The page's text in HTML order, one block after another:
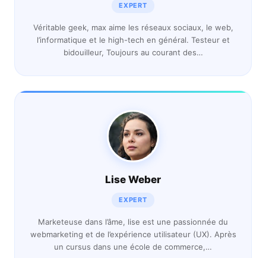
EXPERT
Véritable geek, max aime les réseaux sociaux, le web,
l’informatique et le high-tech en général. Testeur et
bidouilleur, Toujours au courant des…
Lise Weber
EXPERT
Marketeuse dans l’âme, lise est une passionnée du
webmarketing et de l’expérience utilisateur (UX). Après
un cursus dans une école de commerce,…